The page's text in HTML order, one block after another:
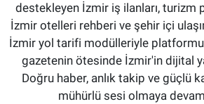
destekleyen İzmir iş ilanları, turizm
İzmir otelleri rehberi ve şehir içi
İzmir yol tarifi modülleriyle
gazetenin ötesinde İzmir'in dijital
Doğru haber, anlık takip ve güçlü
mühürlü sesi olmaya